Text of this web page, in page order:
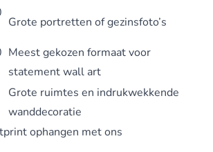
Grote portretten of gezinsfoto’s
Meest gekozen formaat voor
statement wall art
Grote ruimtes en indrukwekkende
wanddecoratie
ophangen met ons